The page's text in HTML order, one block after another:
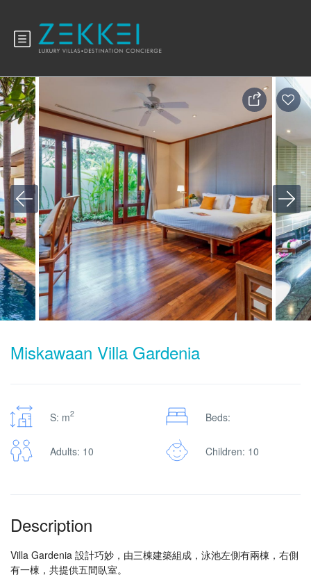
Miskawaan Villa Gardenia
S: m2 Beds:
Adults: 10 Children: 10
Description
Villa Gardenia 設計巧妙，由三棟建築組成，泳池左側有兩棟，右側
有一棟，共提供五間臥室。